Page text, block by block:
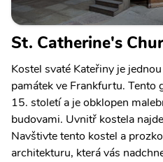
St. Catherine's
Kostel svaté Kateřiny je
památek ve Frankfurtu. Tento
15. století a je obklopen
budovami. Uvnitř kostela
Navštivte tento kostel a
architekturu, která vás